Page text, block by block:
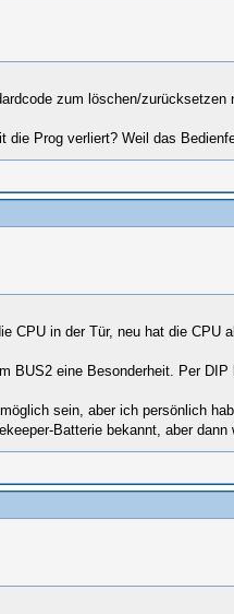
zum löschen/
die Prog verliert? Weil das
CPU in der Tür, neu hat die CPU
BUS2 eine Besonderheit. Per
sein, aber ich persönlich
Batterie bekannt, aber